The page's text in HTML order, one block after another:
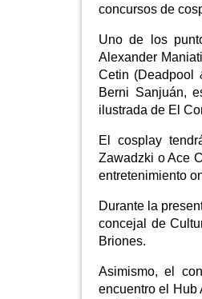
concursos de
Uno de los
Alexander
Cetin (Deadpool
Berni Sanjuán,
ilustrada de El
El cosplay
Zawadzki o Ace
entretenimiento
Durante la
concejal de
Briones.
Asimismo, el
encuentro el Hub